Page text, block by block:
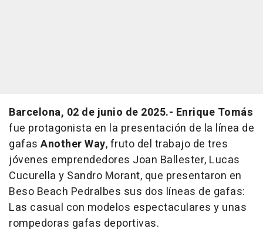
Barcelona, 02 de junio de 2025.- Enrique Tomás
fue protagonista en la presentación de la línea de
gafas Another Way, fruto del trabajo de tres
jóvenes emprendedores Joan Ballester, Lucas
Cucurella y Sandro Morant, que presentaron en
Beso Beach Pedralbes sus dos líneas de gafas:
Las casual con modelos espectaculares y unas
rompedoras gafas deportivas.